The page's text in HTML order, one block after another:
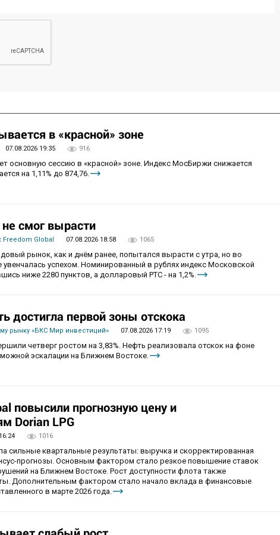
в «красной» зоне
07.08.2026 19:35 916
основную сессию в «красной» зоне. Индекс МосБиржи снижается
на 1,11% до 874,76.
смог вырасти
Global 07.08.2026 18:58 1065
рынок, как и днём ранее, попытался вырасти с утра, но во
успехом. Номинированный в рублях индекс Московской
ниже 2280 пунктов, а долларовый РТС - на 1,2%.
достигла первой зоны отскока
рынку «БКС Мир инвестиций» 07.08.2026 17:19 1095
четверг ростом на 3,83%. Нефть реализовала отскок на фоне
эскалации на Ближнем Востоке.
повысили прогнозную цену и
Dorian LPG
1016
сильные квартальные результаты: выручка и скорректированная
прогнозы. Основным фактором стало резкое повышение ставок
на Ближнем Востоке. Рост доступности флота также
Дополнительным фактором стало начало вклада в финансовые
в марте 2026 года.